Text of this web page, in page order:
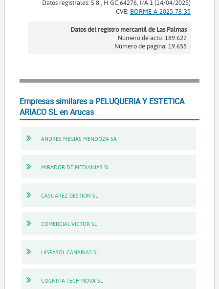
Datos registrales: S 8 , H GC 64276, I/A 1 (14/04/2025)
CVE: BORME-A-2025-78-35
Datos del registro mercantil de Las Palmas
Número de acto: 189.622
Número de página: 19.655
Empresas similares a PELUQUERIA Y ESTETICA
ARIACO SL en Arucas
ANDRES MEGIAS MENDOZA SA
MIRADOR DE MEDIANIAS SL
CASUAREZ GESTION SL
COMERCIAL VICTOR SL
HISPASOL CANARIAS SL
COGNITIA TECH NOVA SL